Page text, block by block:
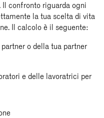
confronto riguarda ogni
la tua scelta di vita
Il calcolo è il seguente:
o della tua partner
e delle lavoratrici per